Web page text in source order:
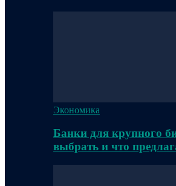
Экономика
Банки для крупного
выбрать и что